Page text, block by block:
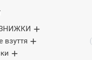
ЗНИЖКИ
взуття